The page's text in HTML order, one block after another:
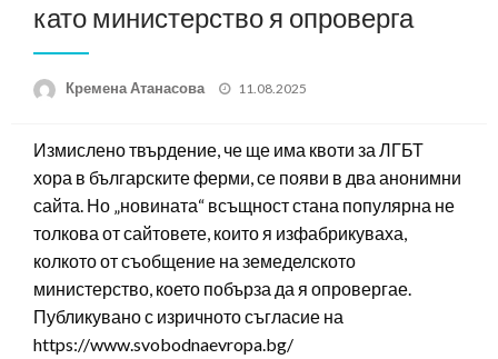
като министерство я опроверга
Кремена Атанасова
Posted
11.08.2025
Измислено твърдение, че ще има квоти за ЛГБТ
хора в българските ферми, се появи в два анонимни
сайта. Но „новината“ всъщност стана популярна не
толкова от сайтовете, които я изфабрикуваха,
колкото от съобщение на земеделското
министерство, което побърза да я опровергае.
Публикувано с изричното съгласие на
https://www.svobodnaevropa.bg/